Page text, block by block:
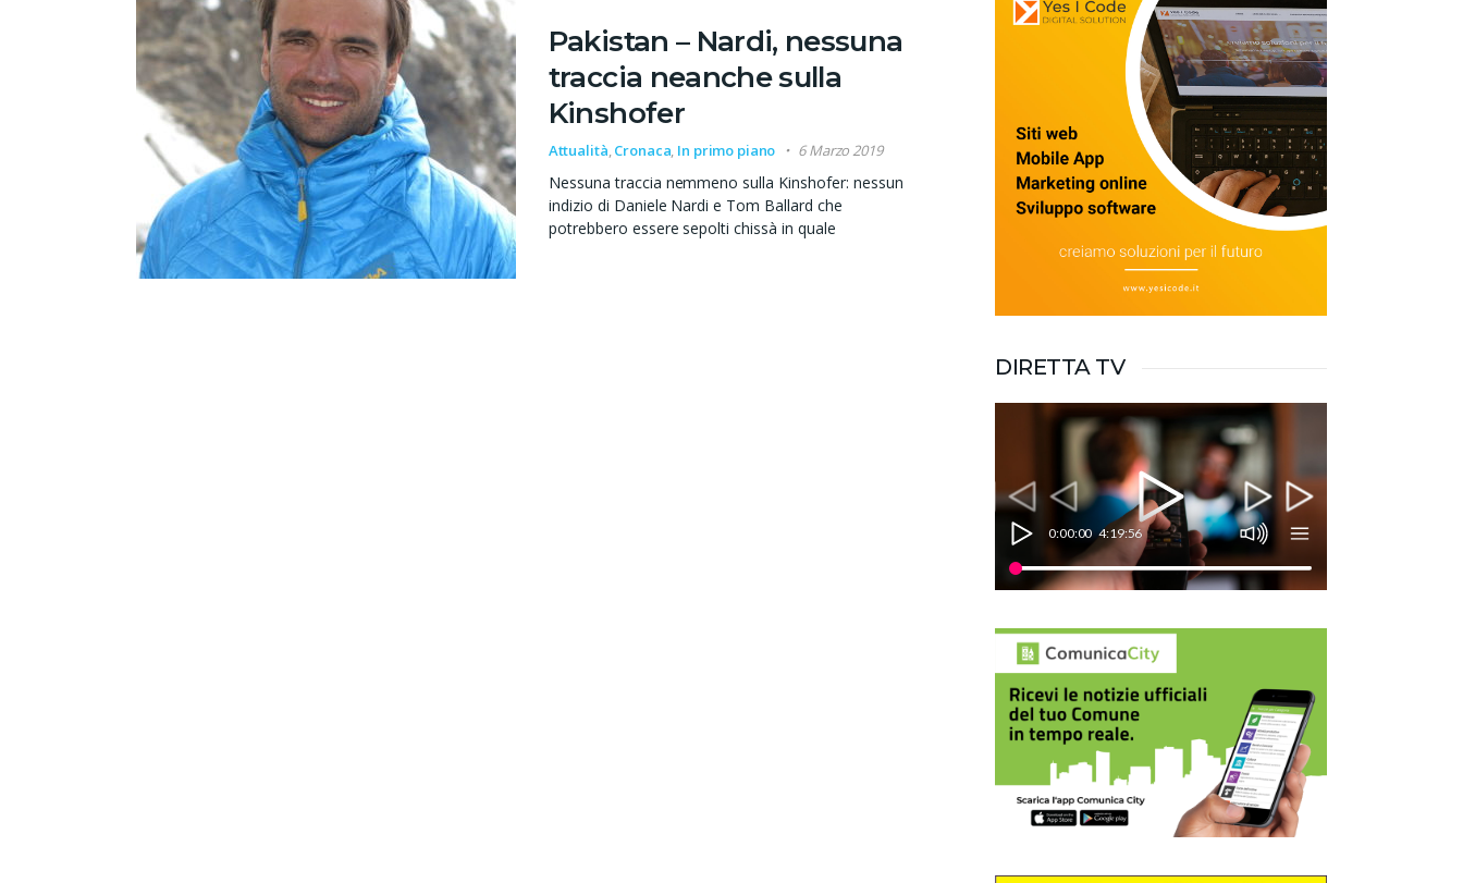
Pakistan – Nardi, nessuna
traccia neanche sulla
Kinshofer
Attualità,Cronaca, In primo piano 6 Marzo 2019
Nessuna traccia nemmeno sulla Kinshofer: nessun
indizio di Daniele Nardi e Tom Ballard che
potrebbero essere sepolti chissà in quale
DIRETTA TV
0:00:00 4:19:56